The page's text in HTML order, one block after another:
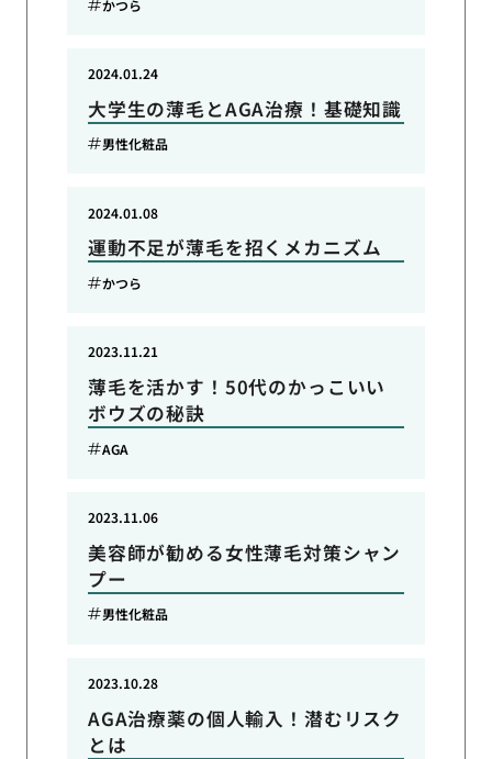
かつら
大学生の薄毛とAGA治療！基礎知識
2024.01.24
男性化粧品
運動不足が薄毛を招くメカニズム
2024.01.08
かつら
薄毛を活かす！50代のかっこいい
ボウズの秘訣
2023.11.21
AGA
美容師が勧める女性薄毛対策シャン
プー
2023.11.06
男性化粧品
AGA治療薬の個人輸入！潜むリスク
とは
2023.10.28